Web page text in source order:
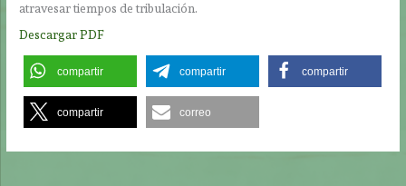
atravesar tiempos de tribulación.
Descargar PDF
compartir compartir compartir
compartir correo